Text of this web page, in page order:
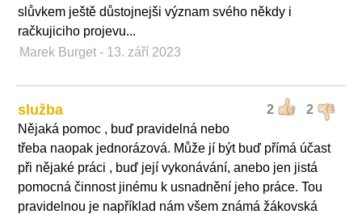
slůvkem ještě důstojnejši význam svého někdy i
račkujiciho projevu...
Marek Burget - 13. září 2023
2 2
služba
Nějaká pomoc , buď pravidelná nebo
třeba naopak jednorázová. Může jí být buď přímá účast
při nějaké práci , buď její vykonávání, anebo jen jistá
pomocná činnost jinému k usnadnění jeho práce. Tou
pravidelnou je například nám všem známá žákovská